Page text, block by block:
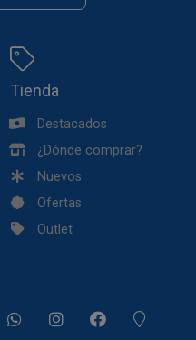
Tienda
Destacados
¿Dónde comprar?
Nuevos
Ofertas
Outlet